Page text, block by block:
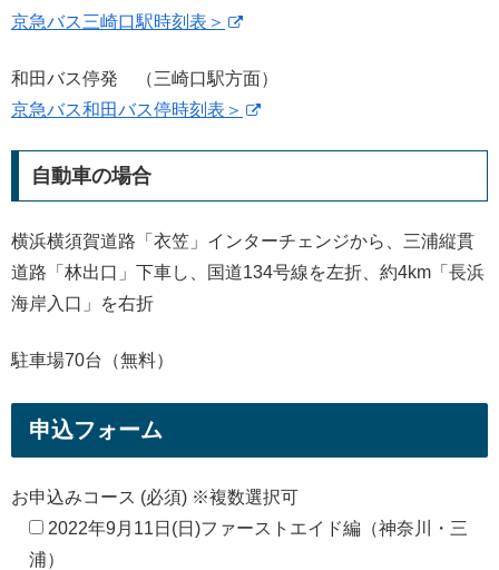
京急バス三崎口駅時刻表＞
和田バス停発 （三崎口駅方面）
京急バス和田バス停時刻表＞
自動車の場合
横浜横須賀道路「衣笠」インターチェンジから、三浦縦貫
道路「林出口」下車し、国道134号線を左折、約4km「長浜
海岸入口」を右折
駐車場70台（無料）
申込フォーム
お申込みコース (必須) ※複数選択可
2022年9月11日(日)ファーストエイド編（神奈川・三
浦）